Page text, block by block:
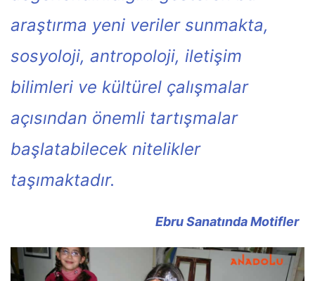
araştırma yeni veriler sunmakta,
sosyoloji, antropoloji, iletişim
bilimleri ve kültürel çalışmalar
açısından önemli tartışmalar
başlatabilecek nitelikler
taşımaktadır.
Ebru Sanatında Motifler